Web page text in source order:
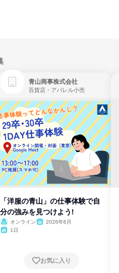
青山商事株式会社
百貨店・アパレル小売
「洋服の青山」の仕事体験で自
分の強みを見つけよう!
オンライン
2026年8月
1日
お気に入り